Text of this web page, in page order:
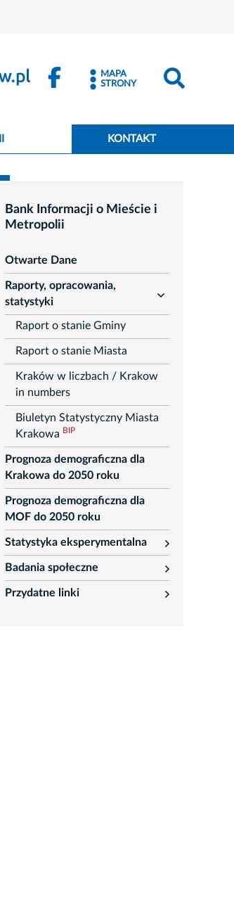
MAPA
STRONY
KONTAKT
Bank Informacji o Mieście i
Metropolii
Otwarte Dane
Raporty, opracowania,
statystyki
rozwiń
Raport o stanie Gminy
Raport o stanie Miasta
Kraków w liczbach / Krakow
in numbers
Biuletyn Statystyczny Miasta
Krakowa BIP
Prognoza demograficzna dla
Krakowa do 2050 roku
Prognoza demograficzna dla
MOF do 2050 roku
Statystyka eksperymentalna
rozwiń
Badania społeczne
rozwiń
Przydatne linki
rozwiń